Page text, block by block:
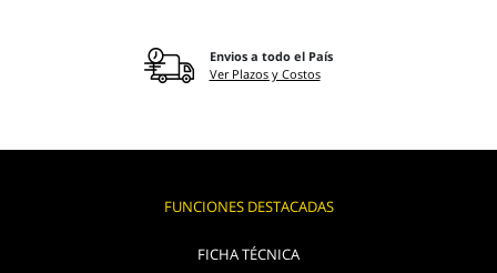
Envios a todo el País
Ver Plazos y Costos
FUNCIONES DESTACADAS
FICHA TÉCNICA